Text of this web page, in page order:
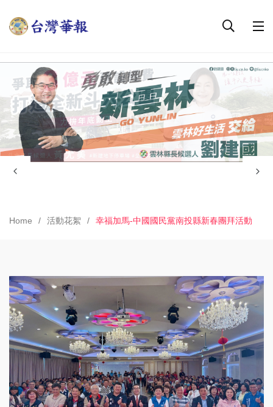
Home 活動花絮 幸福加馬-中國國民黨南投縣新春團拜活動